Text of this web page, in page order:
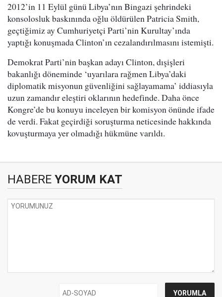
2012’in 11 Eylül günü Libya’nın Bingazi şehrindeki
konsolosluk baskınında oğlu öldürülen Patricia Smith,
geçtiğimiz ay Cumhuriyetçi Parti’nin Kurultay’ında
yaptığı konuşmada Clinton’ın cezalandırılmasını istemişti.
Demokrat Parti’nin başkan adayı Clinton, dışişleri
bakanlığı döneminde ‘uyarılara rağmen Libya’daki
diplomatik misyonun güvenliğini sağlayamama’ iddiasıyla
uzun zamandır eleştiri oklarının hedefinde. Daha önce
Kongre’de bu konuyu inceleyen bir komisyon önünde ifade
de verdi. Fakat geçirdiği soruşturma neticesinde hakkında
kovuşturmaya yer olmadığı hükmüne varıldı.
HABERE YORUM KAT